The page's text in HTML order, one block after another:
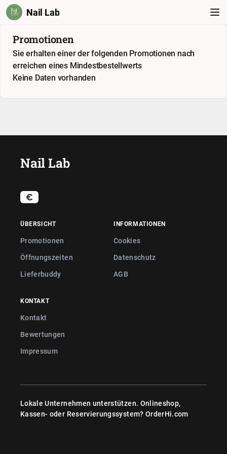
Nail Lab
Promotionen
Sie erhalten einer der folgenden Promotionen nach
erreichen eines Mindestbestellwerts
Keine Daten vorhanden
Nail Lab
ÜBERSICHT
Promotionen
Öffnungszeiten
Lieferbuddy
INFORMATIONEN
Cookies
Datenschutz
AGB
KONTAKT
Kontakt
Bewertungen
Impressum
Lokale Unternehmen unterstützen. Onlineshop,
Kassen- oder Reservierungssystem? OrderHi.com